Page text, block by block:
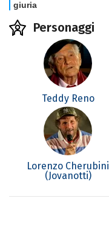
Personaggi
Teddy Reno
Lorenzo Cherubini
(Jovanotti)